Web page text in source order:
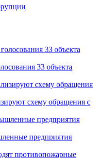
33 объекта
схему обращения с
предприятия